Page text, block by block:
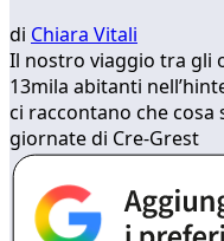
di Chiara Vitali
Il nostro viaggio tra gli
13mila abitanti
ci raccontano che
giornate di Cre-Grest